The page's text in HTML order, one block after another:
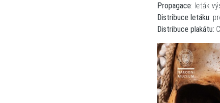
Propagace: leták
Distribuce letáku:
Distribuce plakátu: